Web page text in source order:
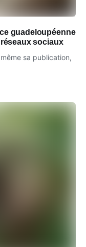
guadeloupéenne
sociaux
sa publication,